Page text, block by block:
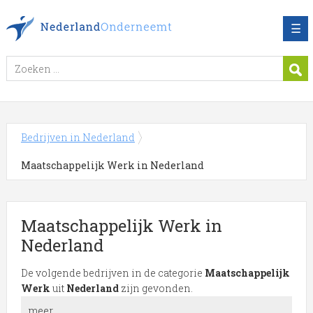
☰
Bedrijven in Nederland
Maatschappelijk Werk in Nederland
Maatschappelijk Werk in
Nederland
De volgende bedrijven in de categorie Maatschappelijk
Werk uit Nederlandzijn gevonden.